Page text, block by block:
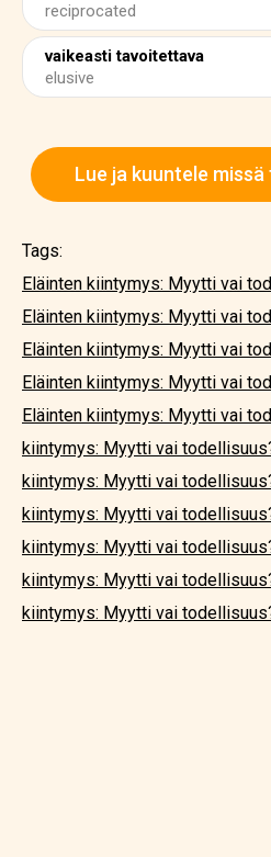
reciprocated
vaikeasti tavoitettava
elusive
Lue ja kuuntele
Tags:
Eläinten kiintymys: Myytti vai
Eläinten kiintymys: Myytti vai
Eläinten kiintymys: Myytti vai
Eläinten kiintymys: Myytti vai
Eläinten kiintymys: Myytti vai
kiintymys: Myytti vai
kiintymys: Myytti vai
kiintymys: Myytti vai
kiintymys: Myytti vai
kiintymys: Myytti vai
kiintymys: Myytti vai